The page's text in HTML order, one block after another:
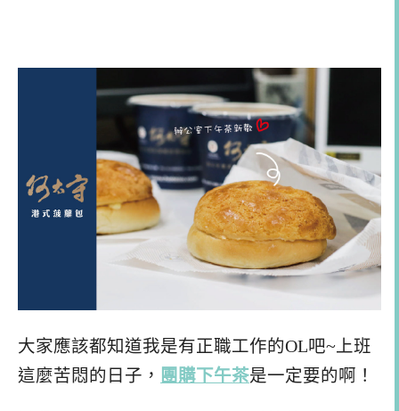
大家應該都知道我是有正職工作的OL吧~上班
這麼苦悶的日子， 團購下午茶是一定要的啊！